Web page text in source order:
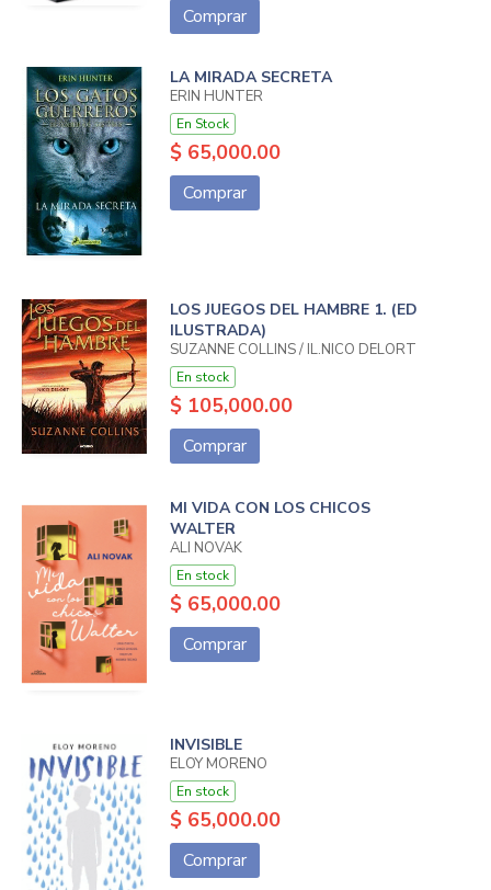
Comprar
LA MIRADA SECRETA
ERIN HUNTER
En Stock
$ 65,000.00
Comprar
LOS JUEGOS DEL HAMBRE 1. (ED
ILUSTRADA)
SUZANNE COLLINS / IL.NICO DELORT
En stock
$ 105,000.00
Comprar
MI VIDA CON LOS CHICOS
WALTER
ALI NOVAK
En stock
$ 65,000.00
Comprar
INVISIBLE
ELOY MORENO
En stock
$ 65,000.00
Comprar